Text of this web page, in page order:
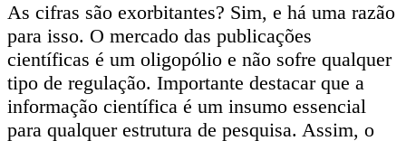
As cifras são exorbitantes? Sim, e há uma razão
para isso. O mercado das publicações
científicas é um oligopólio e não sofre qualquer
tipo de regulação. Importante destacar que a
informação científica é um insumo essencial
para qualquer estrutura de pesquisa. Assim, o